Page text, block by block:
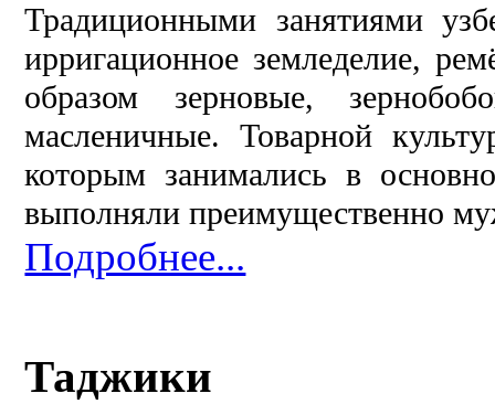
Традиционными занятиями
ирригационное земледелие,
образом зерновые,
масленичные. Товарной
которым занимались в
выполняли преимущественно
Подробнее...
Таджики